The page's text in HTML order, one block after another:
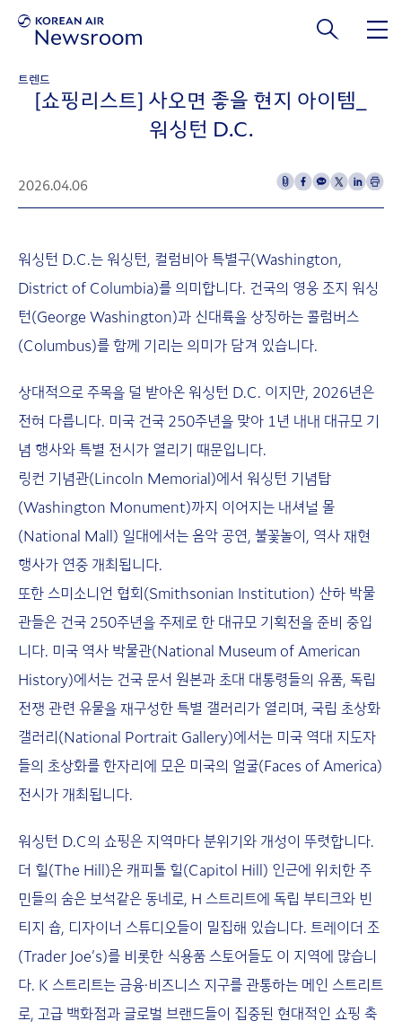
트렌드
[쇼핑리스트] 사오면 좋을 현지 아이템_
워싱턴 D.C.
2026.04.06
워싱턴 D.C.는 워싱턴, 컬럼비아 특별구(Washington,
District of Columbia)를 의미합니다. 건국의 영웅 조지 워싱
턴(George Washington)과 신대륙을 상징하는 콜럼버스
(Columbus)를 함께 기리는 의미가 담겨 있습니다.
상대적으로 주목을 덜 받아온 워싱턴 D.C. 이지만, 2026년은
전혀 다릅니다. 미국 건국 250주년을 맞아 1년 내내 대규모 기
념 행사와 특별 전시가 열리기 때문입니다.
링컨 기념관(Lincoln Memorial)에서 워싱턴 기념탑
(Washington Monument)까지 이어지는 내셔널 몰
(National Mall) 일대에서는 음악 공연, 불꽃놀이, 역사 재현
행사가 연중 개최됩니다.
또한 스미소니언 협회(Smithsonian Institution) 산하 박물
관들은 건국 250주년을 주제로 한 대규모 기획전을 준비 중입
니다. 미국 역사 박물관(National Museum of American
History)에서는 건국 문서 원본과 초대 대통령들의 유품, 독립
전쟁 관련 유물을 재구성한 특별 갤러리가 열리며, 국립 초상화
갤러리(National Portrait Gallery)에서는 미국 역대 지도자
들의 초상화를 한자리에 모은 미국의 얼굴(Faces of America)
전시가 개최됩니다.
워싱턴 D.C의 쇼핑은 지역마다 분위기와 개성이 뚜렷합니다.
더 힐(The Hill)은 캐피톨 힐(Capitol Hill) 인근에 위치한 주
민들의 숨은 보석같은 동네로, H 스트리트에 독립 부티크와 빈
티지 숍, 디자이너 스튜디오들이 밀집해 있습니다. 트레이더 조
(Trader Joe’s)를 비롯한 식용품 스토어들도 이 지역에 많습니
다. K 스트리트는 금융·비즈니스 지구를 관통하는 메인 스트리트
로, 고급 백화점과 글로벌 브랜드들이 집중된 현대적인 쇼핑 축